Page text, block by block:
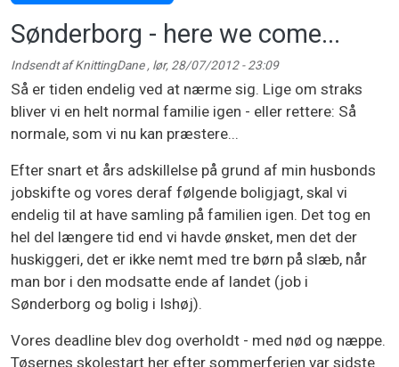
Sønderborg - here we come...
Indsendt afKnittingDane , lør, 28/07/2012 - 23:09
Så er tiden endelig ved at nærme sig. Lige om straks
bliver vi en helt normal familie igen - eller rettere: Så
normale, som vi nu kan præstere...
Efter snart et års adskillelse på grund af min husbonds
jobskifte og vores deraf følgende boligjagt, skal vi
endelig til at have samling på familien igen. Det tog en
hel del længere tid end vi havde ønsket, men det der
huskiggeri, det er ikke nemt med tre børn på slæb, når
man bor i den modsatte ende af landet (job i
Sønderborg og bolig i Ishøj).
Vores deadline blev dog overholdt - med nød og næppe.
Tøsernes skolestart her efter sommerferien var sidste